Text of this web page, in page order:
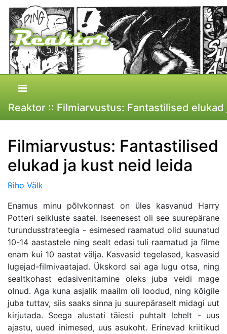
Reaktor :: Filmiarvustus: Fantastilised
Filmiarvustus: Fantastilised
elukad ja kust neid leida
Riho Välk
Enamus minu põlvkonnast on üles kasvanud Harry
Potteri seikluste saatel. Iseenesest oli see suurepärane
turundusstrateegia - esimesed raamatud olid suunatud
10-14 aastastele ning sealt edasi tuli raamatud ja filme
enam kui 10 aastat välja. Kasvasid tegelased, kasvasid
lugejad-filmivaatajad. Ükskord sai aga lugu otsa, ning
sealtkohast edasivenitamine oleks juba veidi mage
olnud. Aga kuna asjalik maailm oli loodud, ning kõigile
juba tuttav, siis saaks sinna ju suurepäraselt midagi uut
kirjutada. Seega alustati täiesti puhtalt lehelt - uus
ajastu, uued inimesed, uus asukoht. Erinevad kriitikud